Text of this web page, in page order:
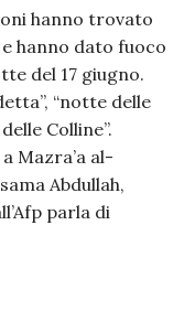
hanno trovato
hanno dato fuoco
del 17 giugno.
“notte delle
Colline”.
Mazra’a al-
Abdullah,
parla di